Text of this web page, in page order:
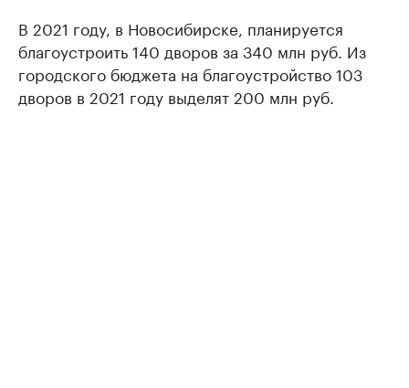
В 2021 году, в Новосибирске, планируется
благоустроить 140 дворов за 340 млн руб. Из
городского бюджета на благоустройство 103
дворов в 2021 году выделят 200 млн руб.